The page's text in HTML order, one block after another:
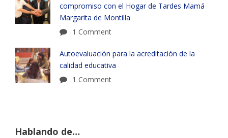
compromiso con el Hogar de Tardes Mamá
Margarita de Montilla
1 Comment
Autoevaluación para la acreditación de la
calidad educativa
1 Comment
Hablando de…